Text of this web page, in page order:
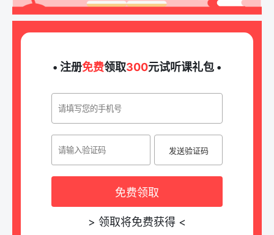
• 注册免费领取300元试听课礼包 •
发送验证码
免费领取
> 领取将免费获得 <